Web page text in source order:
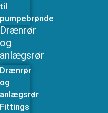
til
pumpebrønde
Drænrør
og
anlægsrør
Drænrør
og
anlægsrør
Fittings